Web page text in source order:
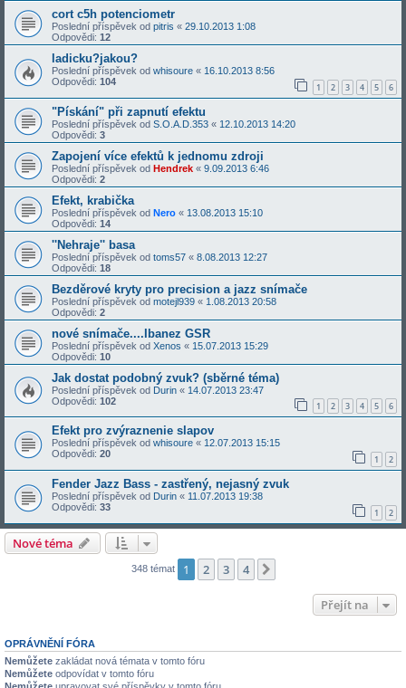
cort c5h potenciometr
Poslední příspěvek od pitris « 29.10.2013 1:08
Odpovědi: 12
ladicku?jakou?
Poslední příspěvek od whisoure « 16.10.2013 8:56
Odpovědi: 104 1 2 3 4 5 6
"Pískání" při zapnutí efektu
Poslední příspěvek od S.O.A.D.353 « 12.10.2013 14:20
Odpovědi: 3
Zapojení více efektů k jednomu zdroji
Poslední příspěvek od Hendrek « 9.09.2013 6:46
Odpovědi: 2
Efekt, krabička
Poslední příspěvek od Nero « 13.08.2013 15:10
Odpovědi: 14
''Nehraje'' basa
Poslední příspěvek od toms57 « 8.08.2013 12:27
Odpovědi: 18
Bezděrové kryty pro precision a jazz snímače
Poslední příspěvek od motejl939 « 1.08.2013 20:58
Odpovědi: 2
nové snímače....Ibanez GSR
Poslední příspěvek od Xenos « 15.07.2013 15:29
Odpovědi: 10
Jak dostat podobný zvuk? (sběrné téma)
Poslední příspěvek od Durin « 14.07.2013 23:47
Odpovědi: 102 1 2 3 4 5 6
Efekt pro zvýraznenie slapov
Poslední příspěvek od whisoure « 12.07.2013 15:15
Odpovědi: 20 1 2
Fender Jazz Bass - zastřený, nejasný zvuk
Poslední příspěvek od Durin « 11.07.2013 19:38
Odpovědi: 33 1 2
Nové téma
348 témat 1 2 3 4
Přejít na
OPRÁVNĚNÍ FÓRA
Nemůžete zakládat nová témata v tomto fóru
Nemůžete odpovídat v tomto fóru